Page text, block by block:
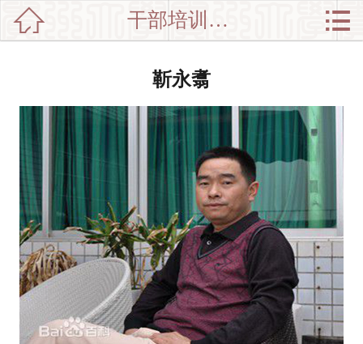
新闻动态
师资介绍
培训集锦
中心介绍
联系我们
 干部培训师资 
靳永翥